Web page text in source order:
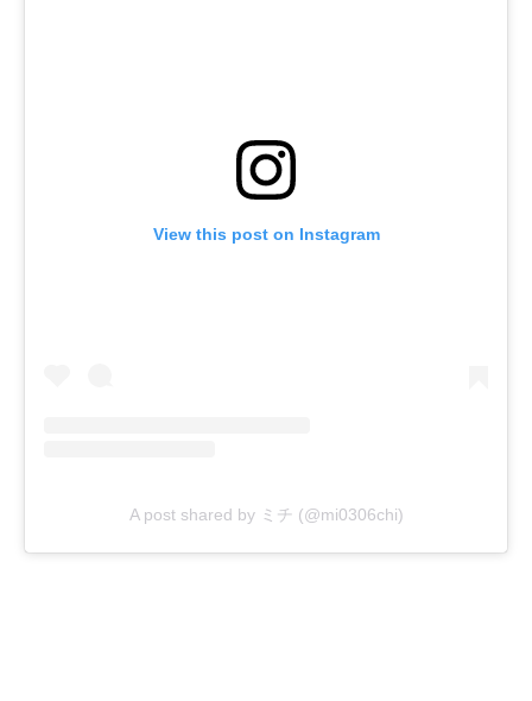
View this post on Instagram
A post shared by ミチ (@mi0306chi)